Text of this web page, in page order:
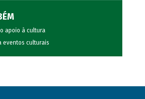
o apoio à cultura
eventos culturais